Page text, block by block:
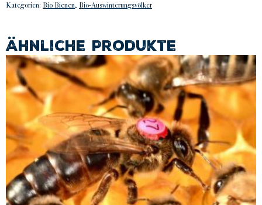
Kategorien: Bio Bienen, Bio-Auswinterungsvölker
Ähnliche Produkte